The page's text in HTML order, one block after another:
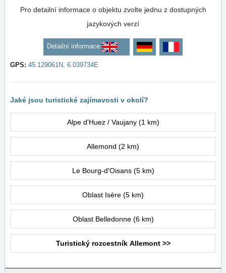
Pro detailní informace o objektu zvolte jednu z dostupných
jazykových verzí
Detailní informace
GPS: 45.129061N, 6.039734E
Jaké jsou turistické zajímavosti v okolí?
Alpe d'Huez / Vaujany (1 km)
Allemond (2 km)
Le Bourg-d'Oisans (5 km)
Oblast Isère (5 km)
Oblast Belledonne (6 km)
Turistický rozcestník Allemont >>